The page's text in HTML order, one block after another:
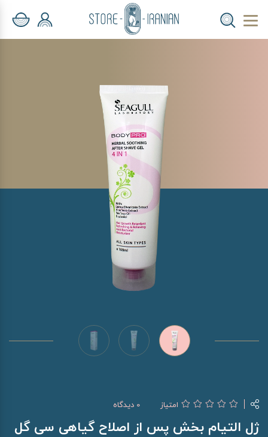
امتیاز 0 دیدگاه
ژل التیام بخش پس از اصلاح گیاهی سی گل